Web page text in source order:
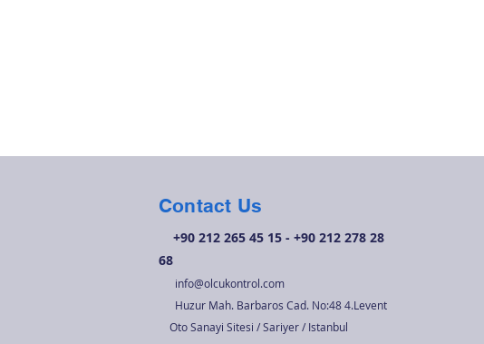
Contact Us
+90 212 265 45 15 - +90 212 278 28
68
info@olcukontrol.com
Huzur Mah. Barbaros Cad. No:48 4.Levent
Oto Sanayi Sitesi / Sariyer / Istanbul